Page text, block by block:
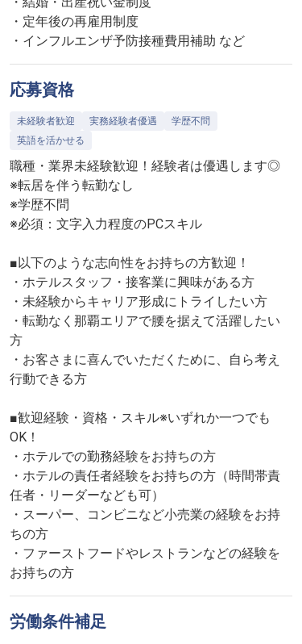
・定年後の再雇用制度
・インフルエンザ予防接種費用補助 など
応募資格
未経験者歓迎 実務経験者優遇
学歴不問
英語を活かせる
職種・業界未経験歓迎！経験者は優遇します◎
※転居を伴う転勤なし
※学歴不問
※必須：文字入力程度のPCスキル
■以下のような志向性をお持ちの方歓迎！
・ホテルスタッフ・接客業に興味がある方
・未経験からキャリア形成にトライしたい方
・転勤なく那覇エリアで腰を据えて活躍したい
方
・お客さまに喜んでいただくために、自ら考え
行動できる方
■歓迎経験・資格・スキル※いずれか一つでも
OK！
・ホテルでの勤務経験をお持ちの方
・ホテルの責任者経験をお持ちの方（時間帯責
任者・リーダーなども可）
・スーパー、コンビニなど小売業の経験をお持
ちの方
・ファーストフードやレストランなどの経験を
お持ちの方
労働条件補足